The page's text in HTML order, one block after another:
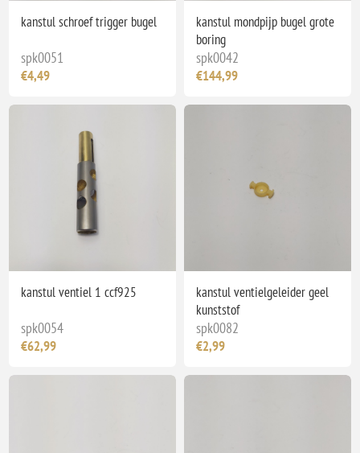
kanstul schroef trigger bugel
spk0051
€4,49
kanstul mondpijp bugel grote
boring
spk0042
€144,99
kanstul ventiel 1 ccf925
spk0054
€62,99
kanstul ventielgeleider geel
kunststof
spk0082
€2,99